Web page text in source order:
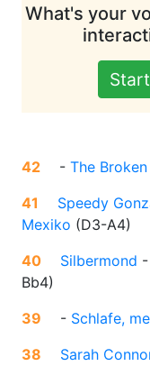
What's your
42 - The Broken
41
Speedy
Mexiko (D3-A4)
40
Silbermond -
Bb4)
39
- Schlafe,
38
Sarah